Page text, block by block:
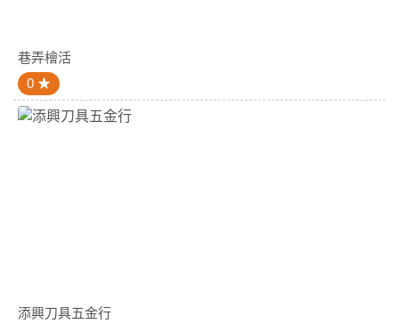
巷弄檜活
0
添興刀具五金行